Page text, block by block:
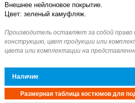
Внешнее нейлоновое покрытие.
Цвет: зеленый камуфляж.
Наличие
Размерная таблица костюмов для